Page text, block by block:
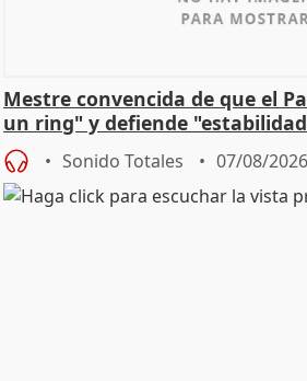
Mestre convencida de que el
un ring" y defiende
Vox
Sonido Totales 07/08/2026